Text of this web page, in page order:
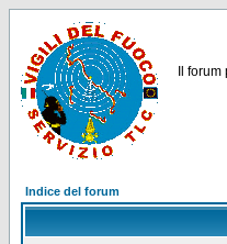
Il forum
Indice del forum